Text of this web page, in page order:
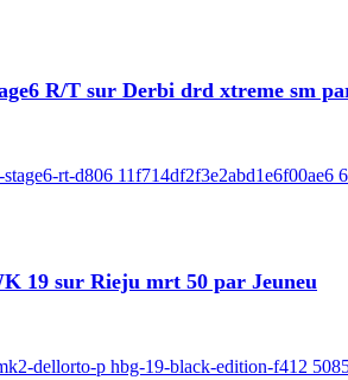
R/T sur Derbi drd xtreme sm
rt-d806
19 sur Rieju mrt 50 par Jeuneu
dellorto-p hbg-19-black-edition-f412